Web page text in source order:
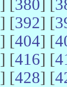
] [380] [
] [392] [
] [404] [
] [416] [
] [428] [